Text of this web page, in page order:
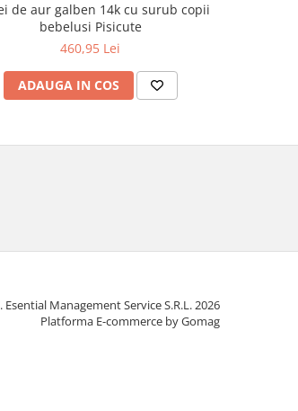
de aur galben 14k cu surub copii
bebelusi Pisicute
460,95 Lei
ADAUGA IN COS
Management Service S.R.L. 2026
Platforma E-commerce by Gomag